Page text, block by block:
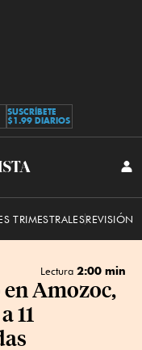
SUSCRÍBETE
$1.99 DIARIOS
TRIMESTRALESREVISIÓN
Lectura 2:00 min
Amozoc,
11